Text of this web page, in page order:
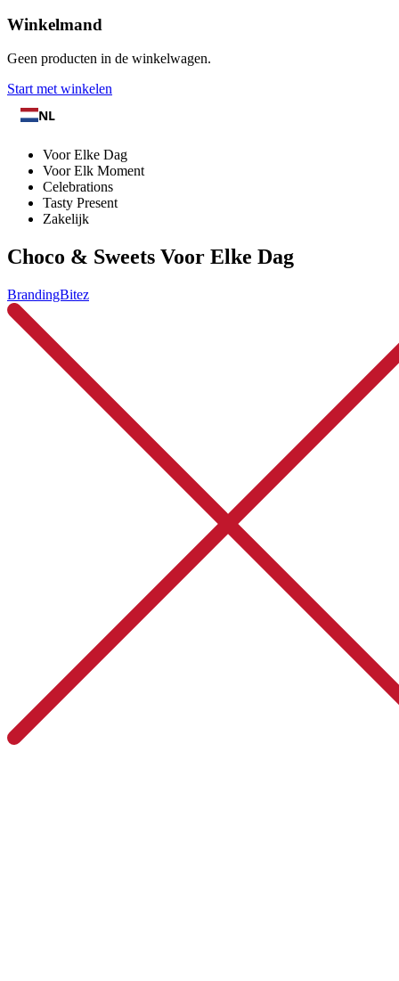
Winkelmand
Geen producten in de winkelwagen.
Start met winkelen
NL
Voor Elke Dag
Voor Elk Moment
Celebrations
Tasty Present
Zakelijk
Choco & Sweets Voor Elke Dag
BrandingBitez